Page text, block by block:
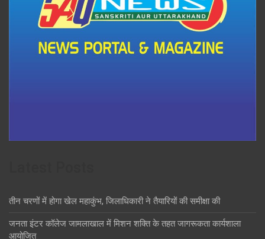
तीन चरणों में होगा खेल महाकुंभ, जिलाधिकारी ने तैयारियों की समीक्षा की
जनता इंटर कॉलेज जामलाखाल में मिशन शक्ति के तहत जागरूकता कार्यशाला
आयोजित